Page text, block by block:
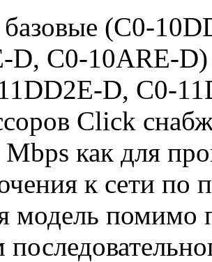
(C0-
D, C0-10ARE-
D, C0-
Click
как для
к сети по
модель помимо